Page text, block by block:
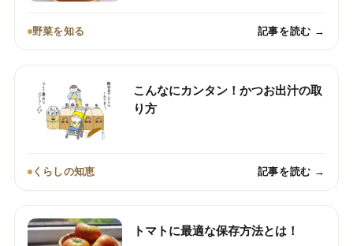
野菜を知る 記事を読む →
こんなにカンタン！かつお出汁の取
り方
くらしの知恵 記事を読む →
トマトに最適な保存方法とは！